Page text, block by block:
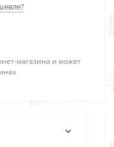
магазина и может